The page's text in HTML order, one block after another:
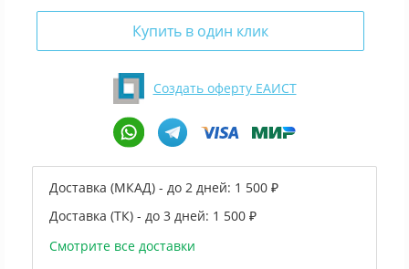
Купить в один клик
Создать оферту ЕАИСТ
Доставка (МКАД) - до 2 дней: 1 500 ₽
Доставка (ТК) - до 3 дней: 1 500 ₽
Смотрите все доставки